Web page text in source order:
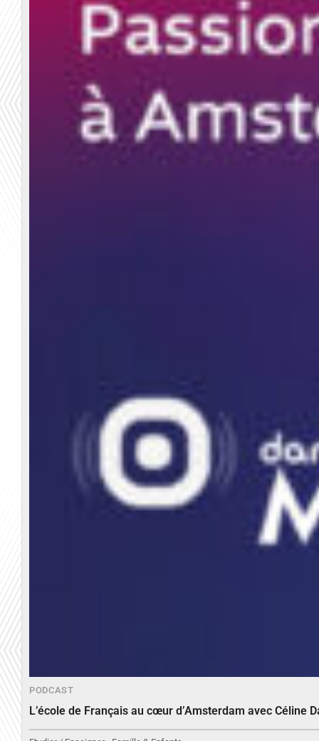
PODCAST
L’école de Français au cœur d’Amsterdam avec Céline